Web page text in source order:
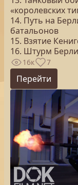
«королевских
14. Путь на
батальонов
15. Взятие
16. Штурм
16к 7
Перейти